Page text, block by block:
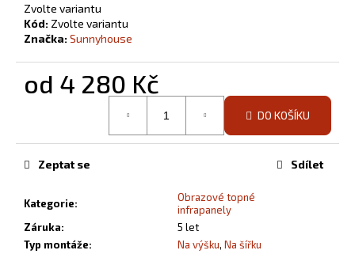
Zvolte variantu
Kód: Zvolte variantu
Značka:Sunnyhouse
od 4 280 Kč
DO KOŠÍKU
Kategorie:
Obrazové topné
infrapanely
Záruka:
5 let
Typ montáže: Na výšku, Na šířku
Zeptat se Sdílet